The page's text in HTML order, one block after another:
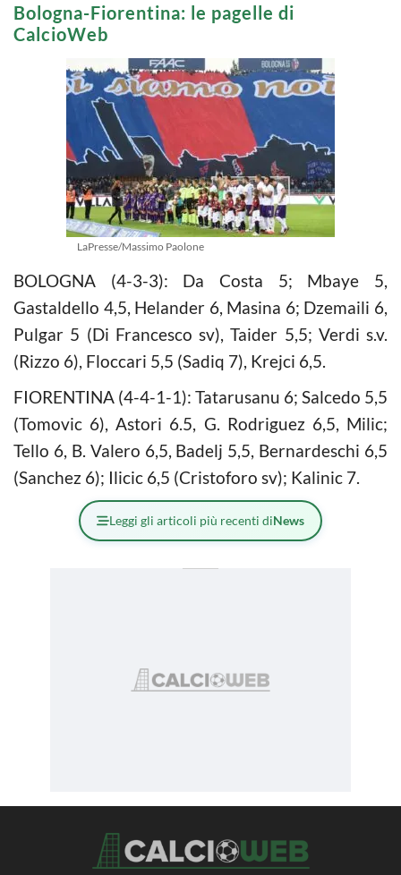
Bologna-Fiorentina: le pagelle di
CalcioWeb
LaPresse/Massimo Paolone
BOLOGNA (4-3-3): Da Costa 5; Mbaye 5,
Gastaldello 4,5, Helander 6, Masina 6; Dzemaili 6,
Pulgar 5 (Di Francesco sv), Taider 5,5; Verdi s.v.
(Rizzo 6), Floccari 5,5 (Sadiq 7), Krejci 6,5.
FIORENTINA (4-4-1-1): Tatarusanu 6; Salcedo 5,5
(Tomovic 6), Astori 6.5, G. Rodriguez 6,5, Milic;
Tello 6, B. Valero 6,5, Badelj 5,5, Bernardeschi 6,5
(Sanchez 6); Ilicic 6,5 (Cristoforo sv); Kalinic 7.
Leggi gli articoli più recenti diNews